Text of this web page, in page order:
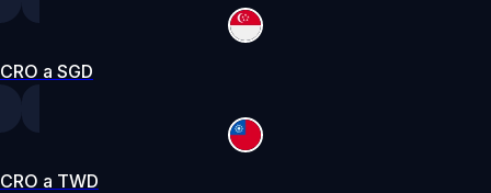
CRO a SGD
CRO a TWD